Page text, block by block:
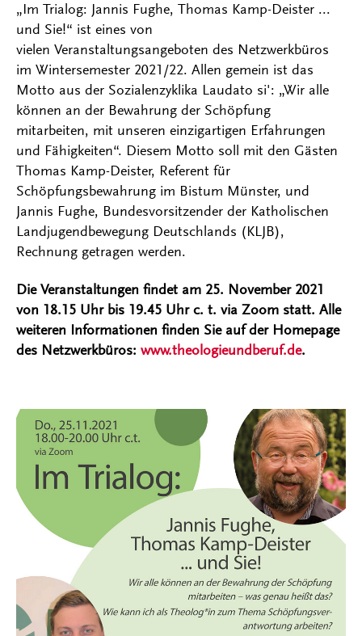
„Im Trialog: Jannis Fughe, Thomas Kamp-Deister ...
und Sie!“ ist eines von
vielen Veranstaltungsangeboten des Netzwerkbüros
im Wintersemester 2021/22. Allen gemein ist das
Motto aus der Sozialenzyklika Laudato si': „Wir alle
können an der Bewahrung der Schöpfung
mitarbeiten, mit unseren einzigartigen Erfahrungen
und Fähigkeiten“. Diesem Motto soll mit den Gästen
Thomas Kamp-Deister, Referent für
Schöpfungsbewahrung im Bistum Münster, und
Jannis Fughe, Bundesvorsitzender der Katholischen
Landjugendbewegung Deutschlands (KLJB),
Rechnung getragen werden.
Die Veranstaltungen findet am 25. November 2021
von 18.15 Uhr bis 19.45 Uhr c. t. via Zoom statt. Alle
weiteren Informationen finden Sie auf der Homepage
des Netzwerkbüros: www.theologieundberuf.de.